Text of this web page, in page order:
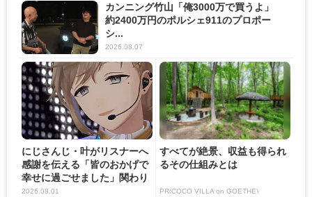
カンニング竹山「俺3000万で買うよ」
約2400万円のポルシェ911のプロポー
シ...
2026.08.07
にじさんじ・叶がリスナーへ
感謝を伝える「皆のおかげで
幸せに過ごせました」関わり
の...
2026.08.01
すべてが絶景、収益も得られ
るその仕組みとは
PR(COCO VILLA on GOETHE)